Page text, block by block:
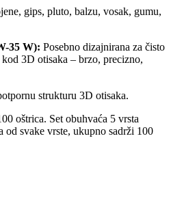
gips, pluto, balzu, vosak, gumu,
35 W): Posebno dizajnirana za čisto
3D otisaka – brzo, precizno,
strukturu 3D otisaka.
oštrica. Set obuhvaća 5 vrsta
od svake vrste, ukupno sadrži 100